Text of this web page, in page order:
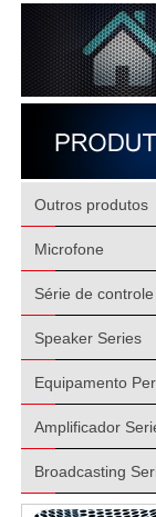
Outros produtos
Microfone
Série de controle
Speaker Series
Equipamento
Amplificador
Broadcasting